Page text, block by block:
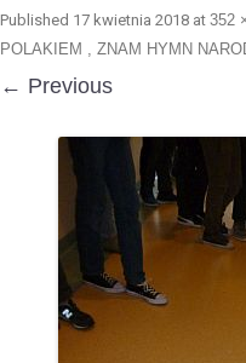
Published 17 kwietnia 2018 at 352
POLAKIEM , ZNAM HYMN
← Previous